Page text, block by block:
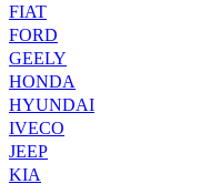
FIAT
FORD
GEELY
HONDA
HYUNDAI
IVECO
JEEP
KIA